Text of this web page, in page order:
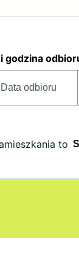
godzina
to